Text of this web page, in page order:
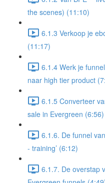
the scenes) (11:10)
6.1.3 Verkoop je
(11:17)
6.1.4 Werk je
naar high tier product
6.1.5 Converteer
sale in Evergreen (6:56)
6.1.6. De funnel
- training’ (6:12)
6.1.7. De overstap